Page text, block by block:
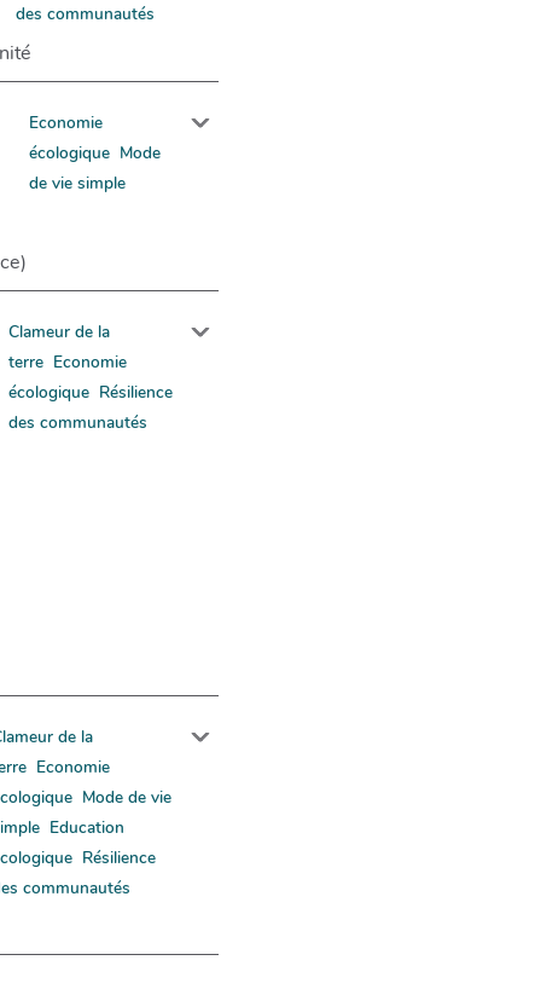
des communautés
Economie
écologique Mode
de vie simple
Clameur de la
terre Economie
écologique Résilience
des communautés
de la
Economie
Mode de vie
Education
Résilience
communautés